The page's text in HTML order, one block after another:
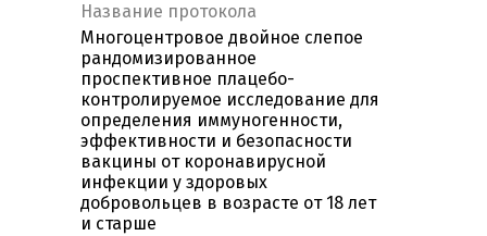
Название протокола
Многоцентровое двойное слепое
рандомизированное
проспективное плацебо-
контролируемое исследование для
определения иммуногенности,
эффективности и безопасности
вакцины от коронавирусной
инфекции у здоровых
добровольцев в возрасте от 18 лет
и старше